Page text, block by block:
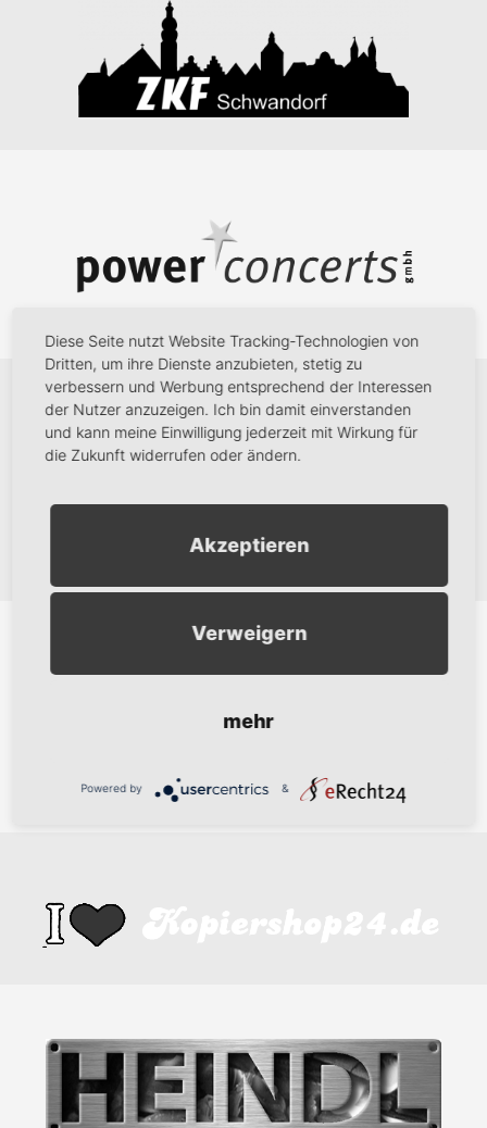
Diese Seite nutzt Website Tracking-Technologien von
Dritten, um ihre Dienste anzubieten, stetig zu
verbessern und Werbung entsprechend der Interessen
der Nutzer anzuzeigen. Ich bin damit einverstanden
und kann meine Einwilligung jederzeit mit Wirkung für
die Zukunft widerrufen oder ändern.
Akzeptieren
Verweigern
mehr
Powered by &